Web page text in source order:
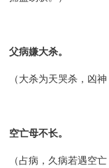
父病嫌大杀。
（大杀为天哭杀，凶
空亡母不长。
（占病，久病若遇空亡